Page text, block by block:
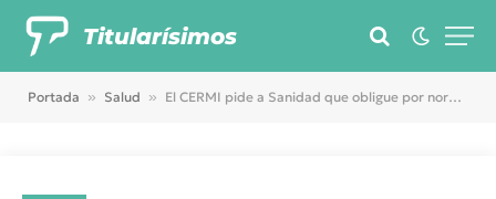
Titularísimos
Portada » Salud » El CERMI pide a Sanidad que obligue por norma al abastecimiento de productos sanitarios de uso necesario por personas con discapacidad